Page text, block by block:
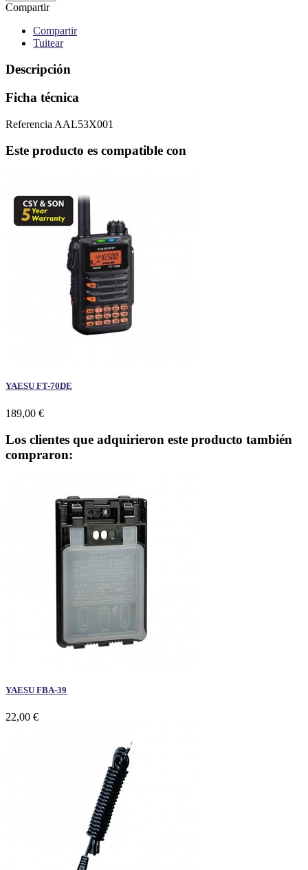
Compartir
Compartir
Tuitear
Descripción
Ficha técnica
Referencia AAL53X001
Este producto es compatible con
YAESU FT-70DE
189,00 €
Los clientes que adquirieron este producto también
compraron:
YAESU FBA-39
22,00 €